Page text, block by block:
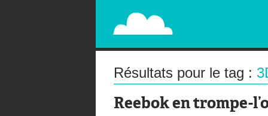
PAPERPLANE
STREET, AMBIENT, GUÉRILLA MARKETING
Résultats pour le tag :
Reebok en trompe-